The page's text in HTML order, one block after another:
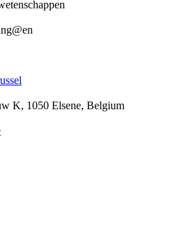
K, 1050 Elsene, Belgium